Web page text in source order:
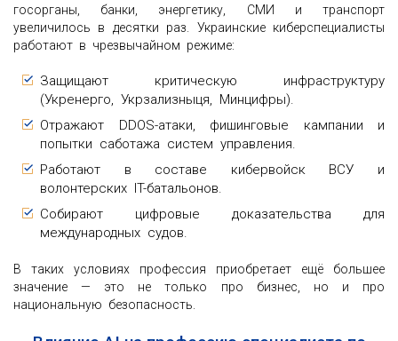
госорганы, банки, энергетику, СМИ и транспорт
увеличилось в десятки раз. Украинские киберспециалисты
работают в чрезвычайном режиме:
Защищают критическую инфраструктуру
(Укренерго, Укрзализныця, Минцифры).
Отражают DDOS-атаки, фишинговые кампании и
попытки саботажа систем управления.
Работают в составе кибервойск ВСУ и
волонтерских IT-батальонов.
Собирают цифровые доказательства для
международных судов.
В таких условиях профессия приобретает ещё большее
значение — это не только про бизнес, но и про
национальную безопасность.